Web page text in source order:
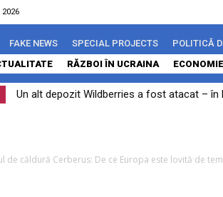
FAKE NEWS SPECIAL PROJECTS
POLITICĂ
RĂZBOI ÎN UCRAINA ECONOMIE
Un alt depozit Wildberries a fost atacat – în
de căldură Cerberus: De ce Europa este lovită de